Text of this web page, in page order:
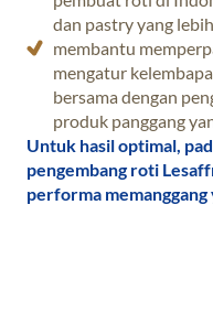
dan pastry yang
membantu
mengatur
bersama dengan
produk panggang
Untuk hasil optimal,
pengembang roti
performa memanggang